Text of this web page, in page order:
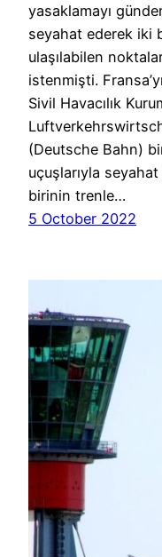
yasaklamayı
seyahat ederek iki
ulaşılabilen
istenmişti.
Sivil Havacılık
(Deutsche Bahn)
uçuşlarıyla
birinin trenle…
5 October 2022